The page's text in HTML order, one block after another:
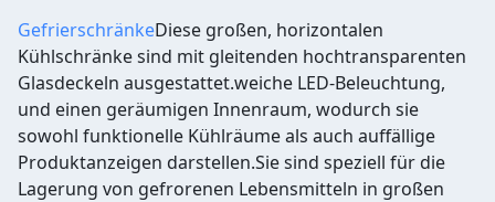
GefrierschränkeDiese großen, horizontalen
Kühlschränke sind mit gleitenden hochtransparenten
Glasdeckeln ausgestattet.weiche LED-Beleuchtung,
und einen geräumigen Innenraum, wodurch sie
sowohl funktionelle Kühlräume als auch auffällige
Produktanzeigen darstellen.Sie sind speziell für die
Lagerung von gefrorenen Lebensmitteln in großen